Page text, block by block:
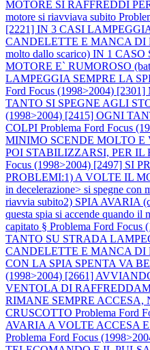
MOTORE SI RAFFREDDI
motore si riavviava subito
[2221] IN 3 CASI
CANDELETTE E MANCA DI
molto dallo scarico) IN 1
MOTORE E` RUMOROSO
LAMPEGGIA SEMPRE LA
Ford Focus (1998>2004)
TANTO SI SPEGNE AGLI
(1998>2004) [2415] OGNI
COLPI Problema Ford Focus
MINIMO SCENDE MOLTO E
POI STABILIZZARSI, PER IL
Focus (1998>2004) [2497] SI
PROBLEMI:1) A VOLTE IL
in decelerazione> si spegne con
riavvia subito2) SPIA AVARIA
questa spia si accende quando il
capitato § Problema Ford Focus
TANTO SU STRADA
CANDELETTE E MANCA DI
CON LA SPIA SPENTA VA
(1998>2004) [2661]
VENTOLA DI
RIMANE SEMPRE ACCESA,
CRUSCOTTO Problema Ford
AVARIA A VOLTE ACCESA
Problema Ford Focus